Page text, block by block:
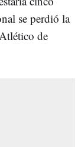
se perdió la
de